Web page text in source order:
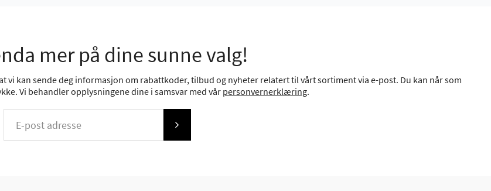
mer på dine sunne valg!
vi kan sende deg informasjon om rabattkoder, tilbud og nyheter relatert til vårt sortiment via e-post. Du kan når som
Vi behandler opplysningene dine i samsvar med vår personvernerklæring.